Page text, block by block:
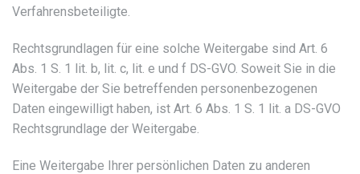
Verfahrensbeteiligte.
Rechtsgrundlagen für eine solche Weitergabe sind Art. 6
Abs. 1 S. 1 lit. b, lit. c, lit. e und f DS-GVO. Soweit Sie in die
Weitergabe der Sie betreffenden personenbezogenen
Daten eingewilligt haben, ist Art. 6 Abs. 1 S. 1 lit. a DS-GVO
Rechtsgrundlage der Weitergabe.
Eine Weitergabe Ihrer persönlichen Daten zu anderen